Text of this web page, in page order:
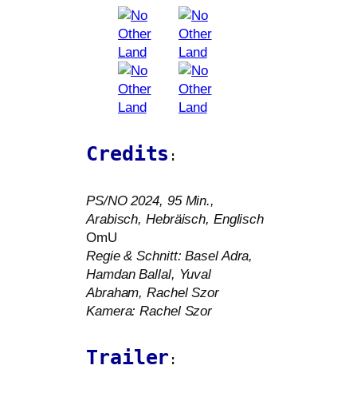
Credits :
PS/NO2024, 95 Min.,
Arabisch, Hebräisch, Englisch
OmU
Regie& Schnitt: Basel Adra,
Hamdan Ballal, Yuval
Abraham, Rachel Szor
Kamera: Rachel Szor
Trailer :